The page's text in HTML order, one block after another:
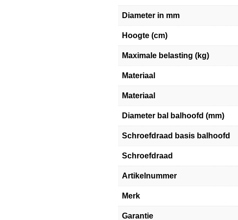
Diameter in mm
Hoogte (cm)
Maximale belasting (kg)
Materiaal
Materiaal
Diameter bal balhoofd (mm)
Schroefdraad basis balhoofd
Schroefdraad
Artikelnummer
Merk
Garantie